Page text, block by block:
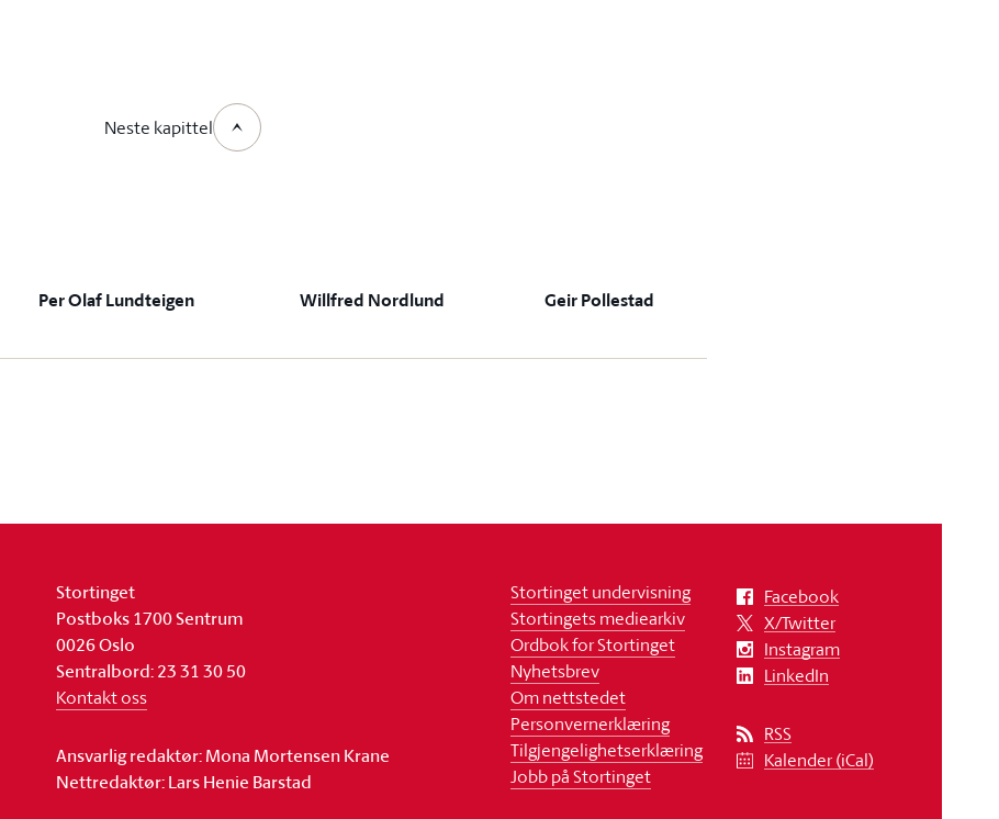
Neste kapittel
Per Olaf Lundteigen Willfred Nordlund Geir Pollestad
Stortinget
Postboks 1700 Sentrum
0026 Oslo
Sentralbord: 23 31 30 50
Kontakt oss
Ansvarlig redaktør: Mona Mortensen Krane
Nettredaktør: Lars Henie Barstad
Stortinget undervisning
Stortingets mediearkiv
Ordbok for Stortinget
Nyhetsbrev
Om nettstedet
Personvernerklæring
Tilgjengelighetserklæring
Jobb på Stortinget
Facebook
X/Twitter
Instagram
LinkedIn
RSS
Kalender (iCal)